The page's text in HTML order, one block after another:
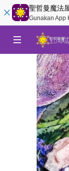
聖哲曼魔法
Gunakan App